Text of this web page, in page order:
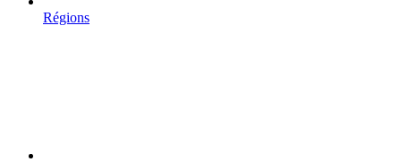
Régions